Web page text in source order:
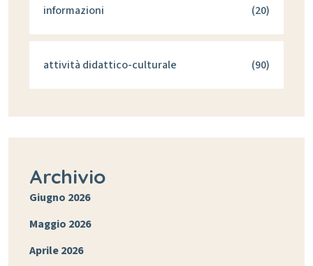
informazioni (20)
attività didattico-culturale (90)
Archivio
Giugno 2026
Maggio 2026
Aprile 2026